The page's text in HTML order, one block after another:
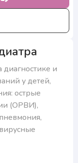
диагностике и
у детей,
острые
(ОРВИ),